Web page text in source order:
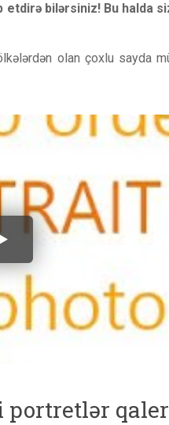
bilərsiniz! Bu halda
olan çoxlu sayda